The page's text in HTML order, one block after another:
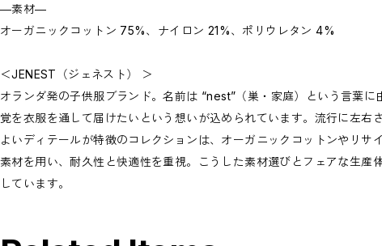
―素材―
オーガニックコットン 75%、ナイロン 21%、ポリウレタン 4%
＜JENEST（ジェネスト） ＞
オランダ発の子供服ブランド。名前は “nest”（巣・家庭）という言葉
覚を衣服を通して届けたいという想いが込められています。流行に左右
よいディテールが特徴のコレクションは、オーガニックコットンやリ
素材を用い、耐久性と快適性を重視。こうした素材選びとフェアな生産
しています。